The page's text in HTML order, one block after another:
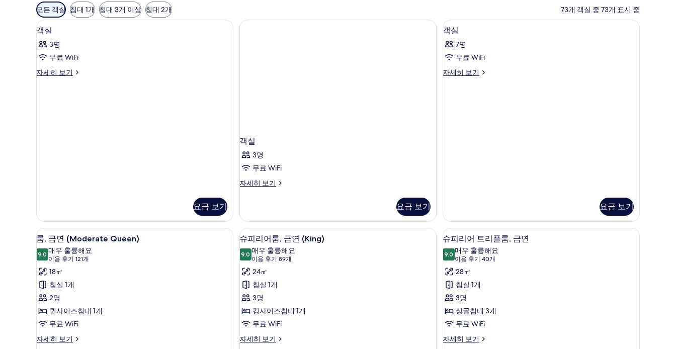
객
실
에
사
용
가
능
모든 객실 침대 1개 침대 3개 이상 침대 2개 73개 객실 중 73개 표시 중
객
실
사
모
오리/거위털 이불, 객실 내 금고, 책상, 노트북 작업 공간
2
객실
3명
무료 WiFi
자세히 보기
객
요금 보기
객실
3명
무료 WiFi
자세히 보기
객
히
보
기
요금 보기
객
실
사
모
1
객실
7명
무료 WiFi
자세히 보기
객
요금 보기
룸,
금
연
(Moderate
Queen)
사
진
모
두
오리/거위털 이불, 객실 내 금고, 책상, 노트북 작업 공간
4
룸, 금연 (Moderate Queen)
9.09.0점 만점 중 10점
매우 훌륭해요
이용 후기 121개
(이
용
후
기
121
개)
18㎡
침실 1개
2명
퀸사이즈침대 1개
무료 WiFi
자세히 보기
룸,
슈
피
리
어
룸,
금
연
(King)
사
오리/거위털 이불, 객실 내 금고, 책상, 노트북 작업 공간
2
슈피리어룸, 금연 (King)
9.09.0점 만점 중 10점
매우 훌륭해요
이용 후기 89개
(이
용
후
기
89
개)
24㎡
침실 1개
3명
킹사이즈침대 1개
무료 WiFi
자세히 보기
슈
슈
피
리
어
트
리
플
룸,
금
오리/거위털 이불, 객실 내 금고, 책상, 노트북
2
슈피리어 트리플룸, 금연
9.09.0점 만점 중 10점
매우 훌륭해요
이용 후기 40개
(이
용
후
기
40
개)
28㎡
침실 1개
3명
싱글침대 3개
무료 WiFi
자세히 보기
슈